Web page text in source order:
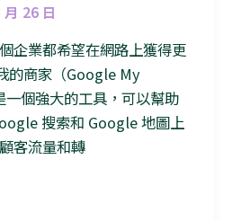
26 日
企業都希望在網路上獲得更
的商家（Google My
個強大的工具，可以幫助
搜索和 Google 地圖上
客流量和轉